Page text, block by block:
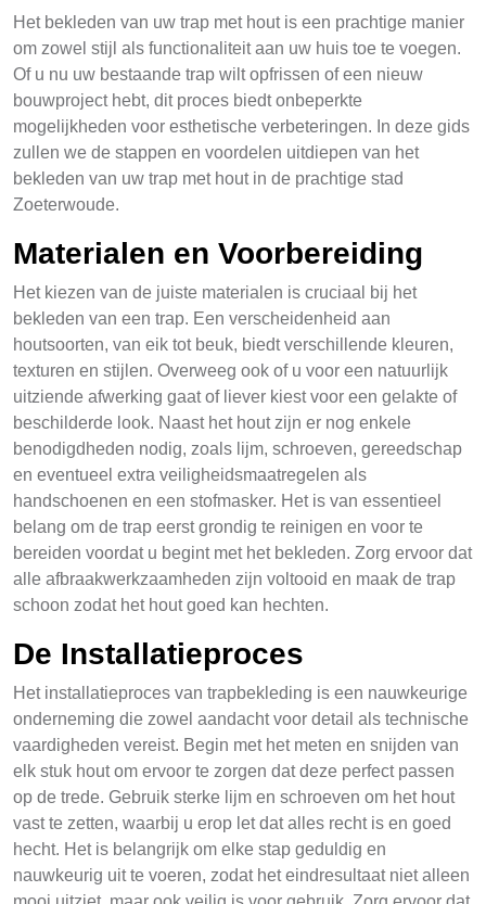
Het bekleden van uw trap met hout is een prachtige manier
om zowel stijl als functionaliteit aan uw huis toe te voegen.
Of u nu uw bestaande trap wilt opfrissen of een nieuw
bouwproject hebt, dit proces biedt onbeperkte
mogelijkheden voor esthetische verbeteringen. In deze gids
zullen we de stappen en voordelen uitdiepen van het
bekleden van uw trap met hout in de prachtige stad
Zoeterwoude.
Materialen en Voorbereiding
Het kiezen van de juiste materialen is cruciaal bij het
bekleden van een trap. Een verscheidenheid aan
houtsoorten, van eik tot beuk, biedt verschillende kleuren,
texturen en stijlen. Overweeg ook of u voor een natuurlijk
uitziende afwerking gaat of liever kiest voor een gelakte of
beschilderde look. Naast het hout zijn er nog enkele
benodigdheden nodig, zoals lijm, schroeven, gereedschap
en eventueel extra veiligheidsmaatregelen als
handschoenen en een stofmasker. Het is van essentieel
belang om de trap eerst grondig te reinigen en voor te
bereiden voordat u begint met het bekleden. Zorg ervoor dat
alle afbraakwerkzaamheden zijn voltooid en maak de trap
schoon zodat het hout goed kan hechten.
De Installatieproces
Het installatieproces van trapbekleding is een nauwkeurige
onderneming die zowel aandacht voor detail als technische
vaardigheden vereist. Begin met het meten en snijden van
elk stuk hout om ervoor te zorgen dat deze perfect passen
op de trede. Gebruik sterke lijm en schroeven om het hout
vast te zetten, waarbij u erop let dat alles recht is en goed
hecht. Het is belangrijk om elke stap geduldig en
nauwkeurig uit te voeren, zodat het eindresultaat niet alleen